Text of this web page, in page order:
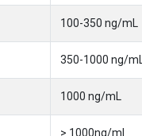
100-350 ng/mL
350-1000 ng/
1000 ng/mL
> 1000ng/ml